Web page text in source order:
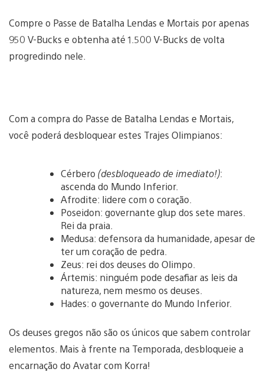
Compre o Passe de Batalha Lendas e Mortais por apenas
950 V-Bucks e obtenha até 1.500 V-Bucks de volta
progredindo nele.
Com a compra do Passe de Batalha Lendas e Mortais,
você poderá desbloquear estes Trajes Olimpianos:
Cérbero (desbloqueado de imediato!):
ascenda do Mundo Inferior.
Afrodite: lidere com o coração.
Poseidon: governante glup dos sete mares.
Rei da praia.
Medusa: defensora da humanidade, apesar de
ter um coração de pedra.
Zeus: rei dos deuses do Olimpo.
Ártemis: ninguém pode desafiar as leis da
natureza, nem mesmo os deuses.
Hades: o governante do Mundo Inferior.
Os deuses gregos não são os únicos que sabem controlar
elementos. Mais à frente na Temporada, desbloqueie a
encarnação do Avatar com Korra!